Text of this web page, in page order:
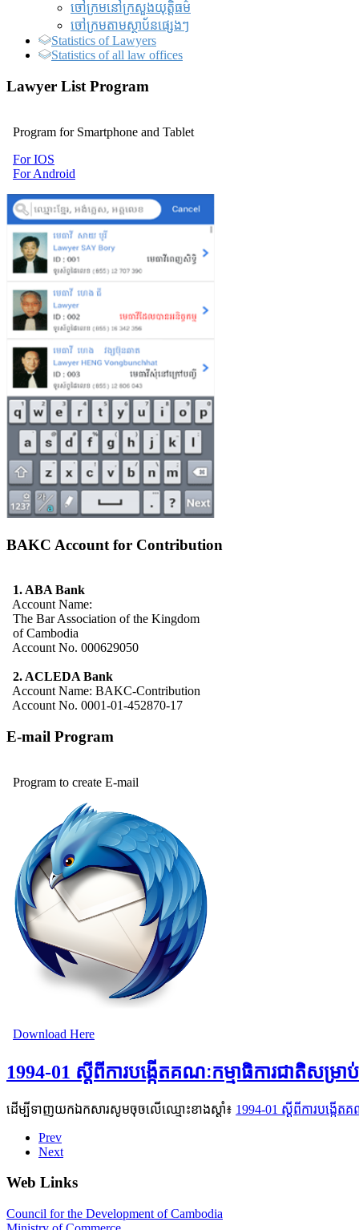
ចៅក្រមនៅក្រសួងយុត្តិធម៌
ចៅក្រមតាមស្ថាប័នផ្សេងៗ
Statistics of Lawyers
Statistics of all law offices
Lawyer List Program
Program for Smartphone and Tablet
For IOS
For Android
BAKC Account for Contribution
1. ABA Bank
Account Name:
The Bar Association of the Kingdom
of Cambodia
Account No. 000629050
2. ACLEDA Bank
Account Name: BAKC-Contribution
Account No. 0001-01-452870-17
E-mail Program
Program to create E-mail
Download Here
1994-01 ស្ដីពីការបង្កើតគណៈកម្មាធិការជាតិស
ដើម្បីទាញយកឯកសារសូមចុចលើឈ្មោះខាងស្តាំ៖ 1994-01 ស្ដីពីការបង្កើ
Prev
Next
Web Links
Council for the Development of Cambodia